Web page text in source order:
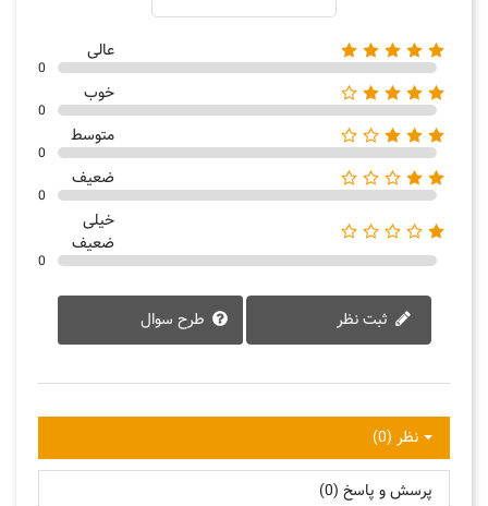
عالی
0
خوب
0
متوسط
0
ضعیف
0
خیلی
ضعیف
0
ثبت نظر طرح سوال
نظر (0)
پرسش و پاسخ (0)